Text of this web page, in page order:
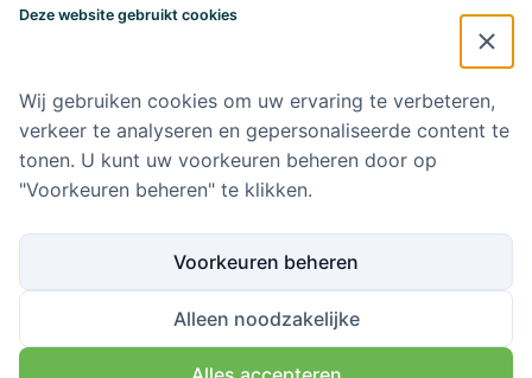
Postbus 7057
alzheimercentrum@amsterdamumc.nl
Doneer via: NL 42 INGB 0006 9052 76 Ten name van: Stichting Steun
Alzheimercentrum Amsterdam
Amsterdam UMC
Deze website gebruikt cookies
Wij gebruiken cookies om uw ervaring te verbeteren,
verkeer te analyseren en gepersonaliseerde content te
tonen. U kunt uw voorkeuren beheren door op
"Voorkeuren beheren" te klikken.
Voorkeuren beheren
Alleen noodzakelijke